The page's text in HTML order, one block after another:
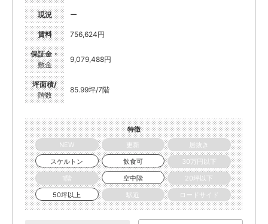
現況 ー
賃料 756,624円
保証金・
敷金
9,079,488円
坪面積/
階数
85.99坪/7階
特徴
NEW
更新
居抜き
スケルトン
飲食可
30万円以下
1階
空中階
20坪以下
50坪以上
駅近 ロードサイド